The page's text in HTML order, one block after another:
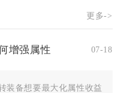
更多->
增强属性 07-18
装备想要最大化属性收益，